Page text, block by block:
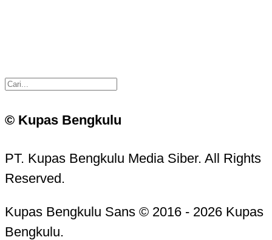
© Kupas Bengkulu
PT. Kupas Bengkulu Media Siber. All Rights
Reserved.
Kupas Bengkulu Sans © 2016 - 2026 Kupas
Bengkulu.